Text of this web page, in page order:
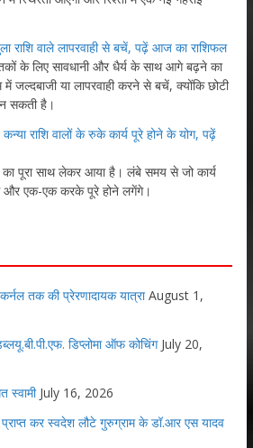
वाले लापरवाही से बचें, पढ़ें आज का राशिफल
के लिए सावधानी और धैर्य के साथ आगे बढ़ने का
जल्दबाजी या लापरवाही करने से बचें, क्योंकि छोटी
सकती है।
राशि वालों के रुके कार्य पूरे होने के योग, पढ़ें
पूरा साथ लेकर आया है। लंबे समय से जो कार्य
एक-एक करके पूरे होने लगेंगे।
तक की प्रेरणादायक यात्रा August 1,
डिप्लोमा ऑफ कोचिंग July 20,
स्वामी July 16, 2026
प्राप्त कर स्वदेश लौटे गुरुग्राम के डॉ.आर एस यादव